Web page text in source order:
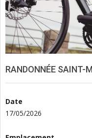
RANDONNÉE SAINT-
Date
17/05/2026